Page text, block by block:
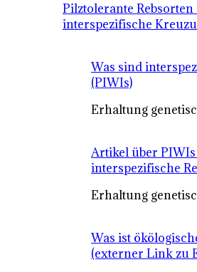
Pilztolerante
interspezifische
Was sind
(PIWIs)
Erhaltung
Artikel über
interspezifische
Erhaltung
Was ist
(externer Link zu